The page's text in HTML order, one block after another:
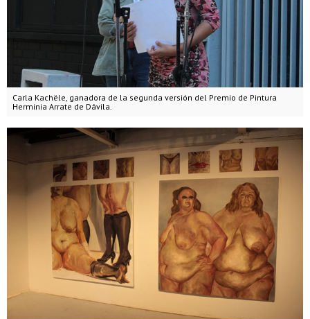
Carla Kachële, ganadora de la segunda versión del Premio de Pintura
Herminia Arrate de Dávila.